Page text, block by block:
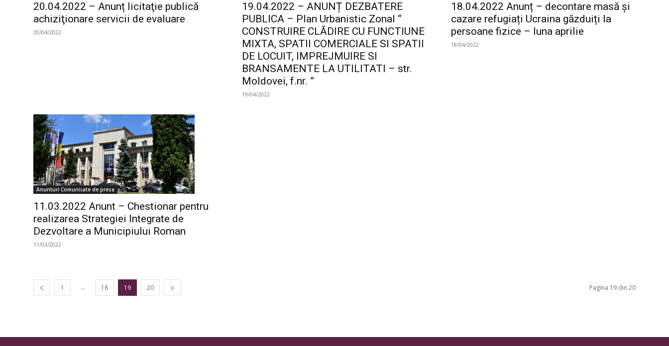
20.04.2022 – Anunț licitaţie publică
achiziţionare servicii de evaluare
20/04/2022
19.04.2022 – ANUNȚ DEZBATERE
PUBLICA – Plan Urbanistic Zonal “
CONSTRUIRE CLĂDIRE CU FUNCTIUNE
MIXTA, SPATII COMERCIALE SI SPATII
DE LOCUIT, IMPREJMUIRE SI
BRANSAMENTE LA UTILITATI – str.
Moldovei, f.nr. ”
19/04/2022
18.04.2022 Anunț – decontare masă și
cazare refugiați Ucraina găzduiți la
persoane fizice – luna aprilie
18/04/2022
Anunturi Comunicate de presa
11.03.2022 Anunt – Chestionar pentru
realizarea Strategiei Integrate de
Dezvoltare a Municipiului Roman
11/03/2022
1 ... 18 19 20 Pagina 19 din 20